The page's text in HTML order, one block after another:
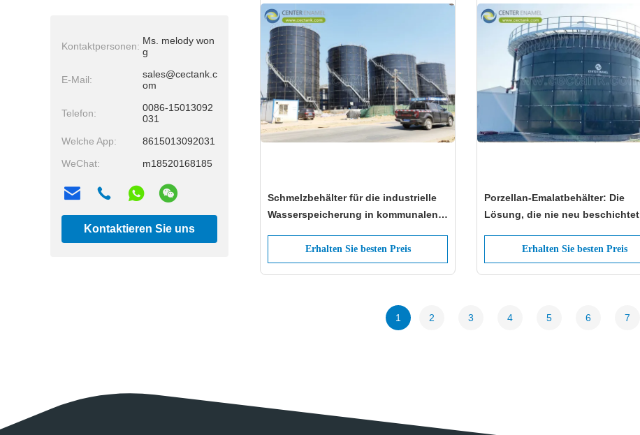
Kontaktpersonen: Ms. melody won
g
E-Mail:
sales@cectank.c
om
Telefon:
0086-15013092
031
Welche App:
8615013092031
WeChat:
m18520168185
Kontaktieren Sie uns
Schmelzbehälter für die industrielle
Wasserspeicherung in kommunalen
für eine nachhaltige Wasserwirtschaft
Erhalten Sie besten Preis
Porzellan-Emalatbehälter: Die
Lösung, die nie neu beschichtet
Erhalten Sie besten Preis
1 2 3 4 5 6 7